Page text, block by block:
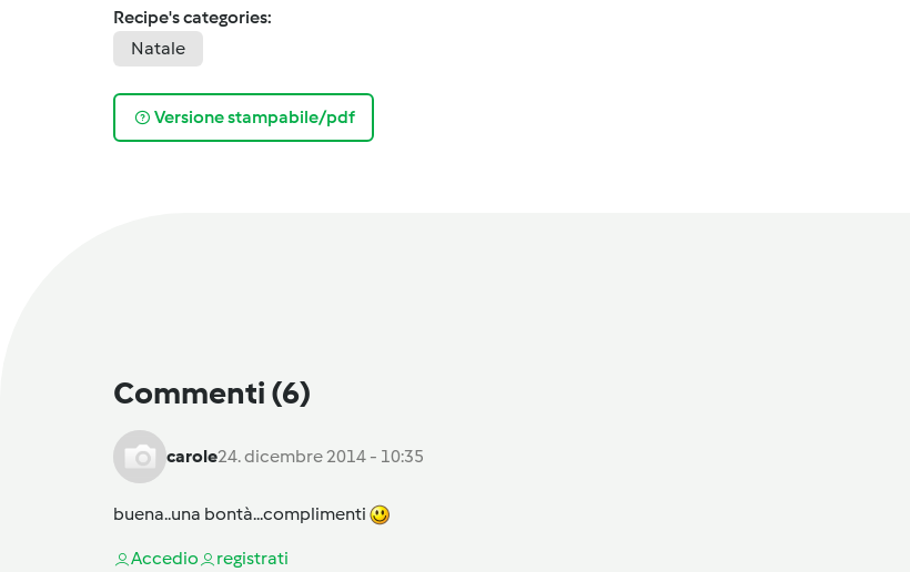
Recipe's categories:
Natale
Versione stampabile/pdf
Commenti (6)
carole24. dicembre 2014 - 10:35
buena..una bontà...complimenti
Accedio registrati